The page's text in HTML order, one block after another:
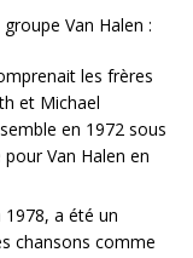
Van Halen :
les frères
et Michael
en 1972 sous
Van Halen en
a été un
chansons comme